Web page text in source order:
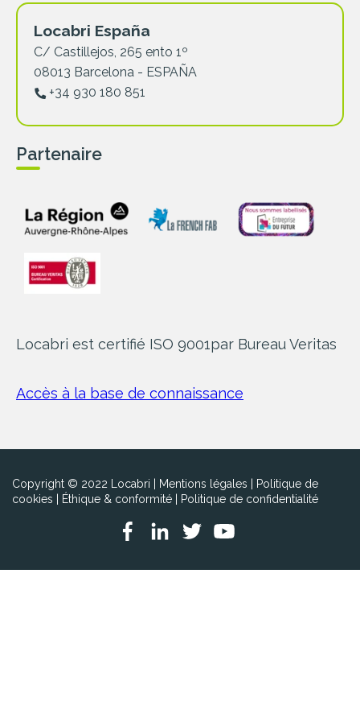
Locabri España
C/ Castillejos, 265 ento 1º
08013 Barcelona - ESPAÑA
+34 930 180 851
Partenaire
Locabri est certifié ISO 9001par Bureau Veritas
Accès à la base de connaissance
Copyright © 2022 Locabri | Mentions légales
Politique de
cookies
Éthique & conformité Politique de confidentialité